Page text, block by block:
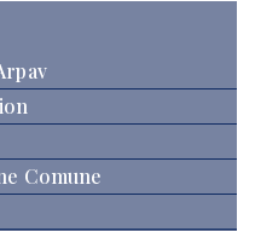
Comune